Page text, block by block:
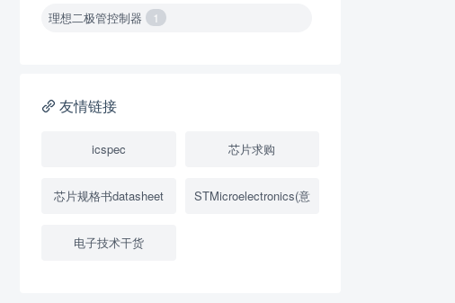
理想二极管控制器 1
降压转换器（继承开关）
USB隔离器 1
友情链接
icspec 芯片求购
芯片规格书datasheet STMicroelectronics(意
电子技术干货